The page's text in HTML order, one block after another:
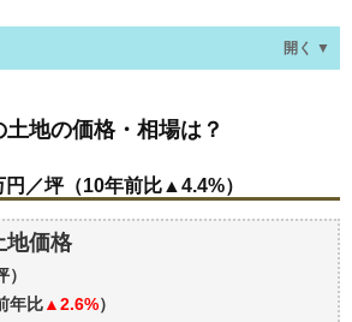
開く ▼
8.8万円／坪（10年前比▲4.4%）
しよう
土地の過去の売買事例
ら
人口予想から検討しよう
地の価格・相場は？
／坪（10年前比▲4.4%）
地価格
年比▲2.6%）